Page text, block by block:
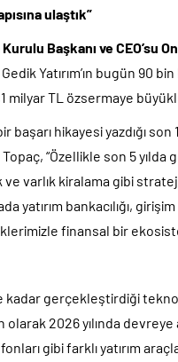
ulaştık”
Başkanı ve CEO’su
Yatırım’ın bugün 90 bin
milyar TL özsermaye
bir başarı hikayesi yazdığı
“Özellikle son 5 yılda
varlık kiralama gibi
yatırım bankacılığı,
finansal bir
kadar gerçekleştirdiği
2026 yılında devreye
gibi farklı yatırım